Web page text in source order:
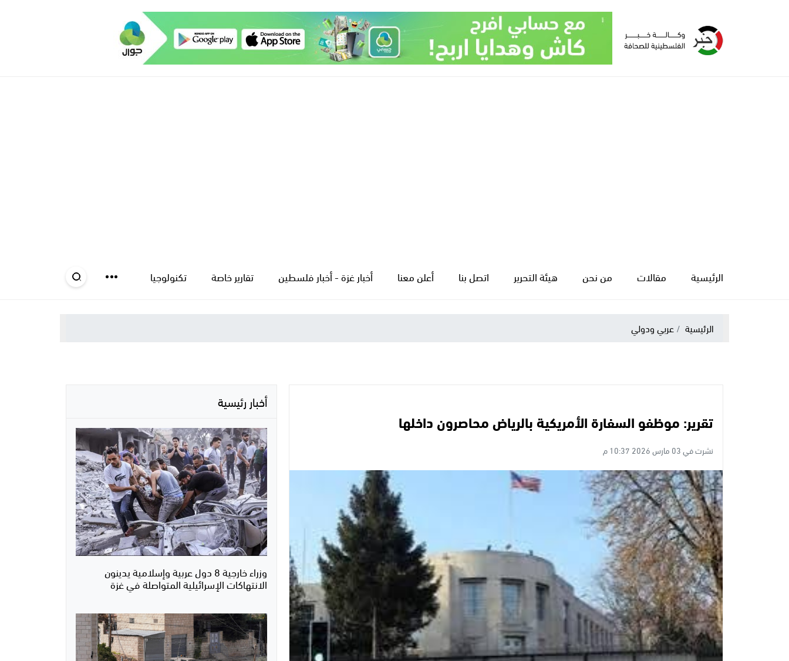
الرئيسية مقالات من نحن هيئة التحرير اتصل بنا أعلن معنا أخبار غزة - أخبار فلسطين تقارير خاصة تكنولوجيا
الرئيسية عربي ودولي
تقرير: موظفو السفارة الأمريكية بالرياض محاصرون داخلها
نشرت في 03 مارس 2026 10:37 م
أخبار رئيسية
وزراء خارجية 8 دول عربية وإسلامية يدينون
الانتهاكات الإسرائيلية المتواصلة في غزة